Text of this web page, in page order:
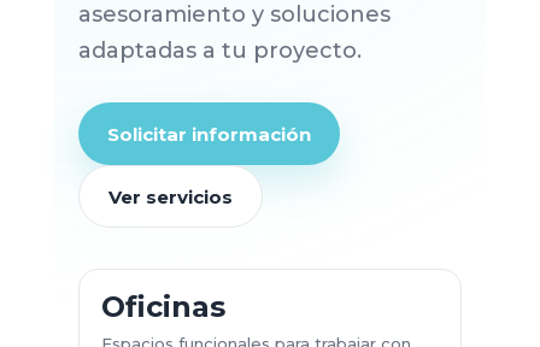
asesoramiento y soluciones
adaptadas a tu proyecto.
Solicitar información
Ver servicios
Oficinas